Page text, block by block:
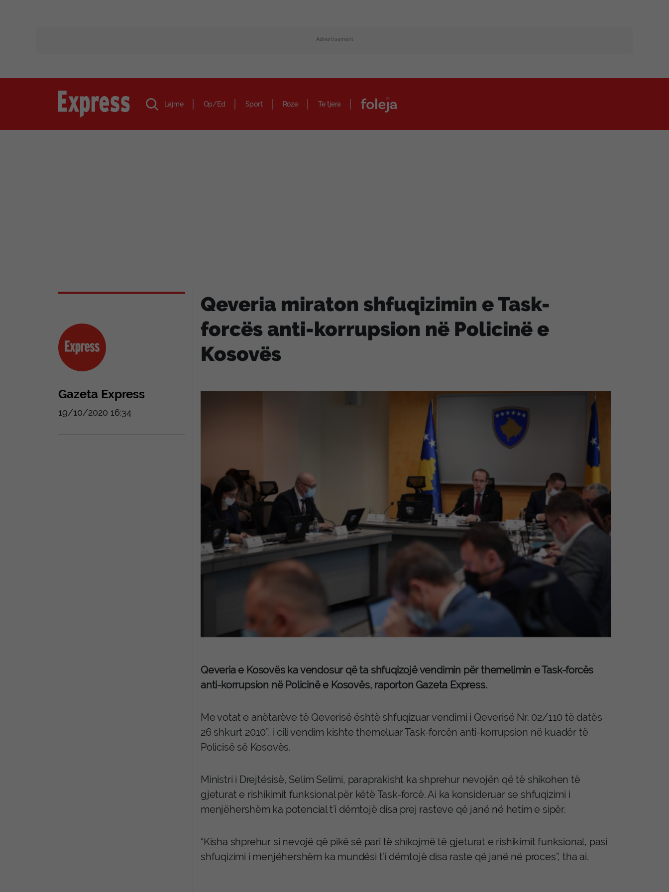
Advertisement
Lajme Op/Ed Sport Roze Te tjera
Gazeta Express
19/10/2020 16:34
Qeveria miraton shfuqizimin e Task-
forcës anti-korrupsion në Policinë e
Kosovës
Qeveria e Kosovës ka vendosur që ta shfuqizojë vendimin për themelimin e Task-forcës
anti-korrupsion në Policinë e Kosovës, raporton Gazeta Express.
Me votat e anëtarëve të Qeverisë është shfuqizuar vendimi i Qeverisë Nr. 02/110 të datës
26 shkurt 2010”, i cili vendim kishte themeluar Task-forcën anti-korrupsion në kuadër të
Policisë së Kosovës.
Ministri i Drejtësisë, Selim Selimi, paraprakisht ka shprehur nevojën që të shikohen të
gjeturat e rishikimit funksional për këtë Task-forcë. Ai ka konsideruar se shfuqizimi i
menjëhershëm ka potencial t’i dëmtojë disa prej rasteve që janë në hetim e sipër.
“Kisha shprehur si nevojë që pikë së pari të shikojmë të gjeturat e rishikimit funksional, pasi
shfuqizimi i menjëhershëm ka mundësi t’i dëmtojë disa raste që janë në proces”, tha ai.